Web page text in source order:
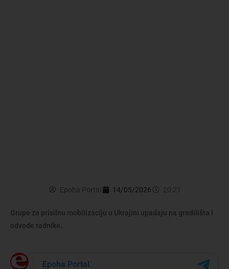
Epoha Portal 14/05/2026 20:21
Grupe za prisilnu mobilizaciju u Ukrajini upadaju na gradilišta i
odvode radnike.